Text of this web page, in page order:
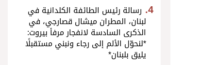
رسالة رئيس الطائفة الكلدانية في
لبنان، المطران ميشال قصارجي، في
الذكرى السادسة لانفجار مرفأ بيروت:
*لنحوّل الألم إلى رجاء ونبني مستقبلًا
يليق بلبنان*